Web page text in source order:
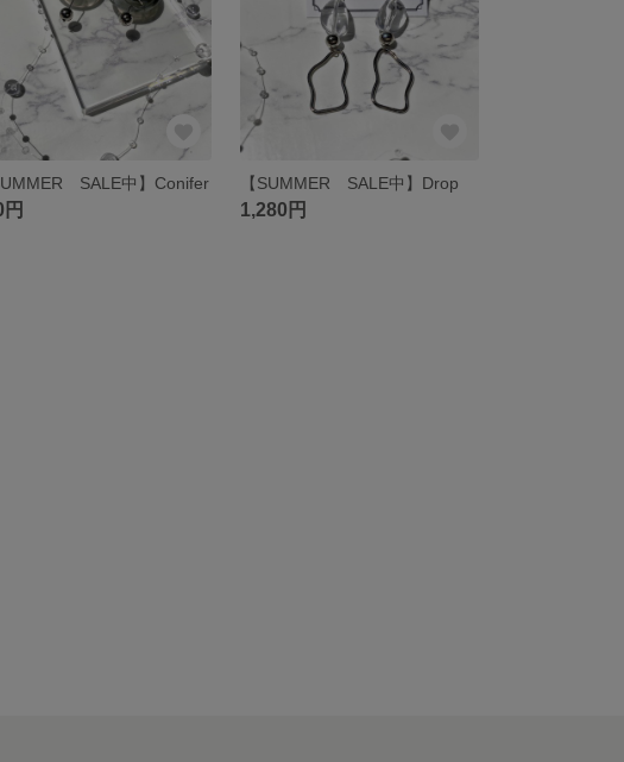
SALE中】Conifer 【SUMMER SALE中】Drop
1,280円